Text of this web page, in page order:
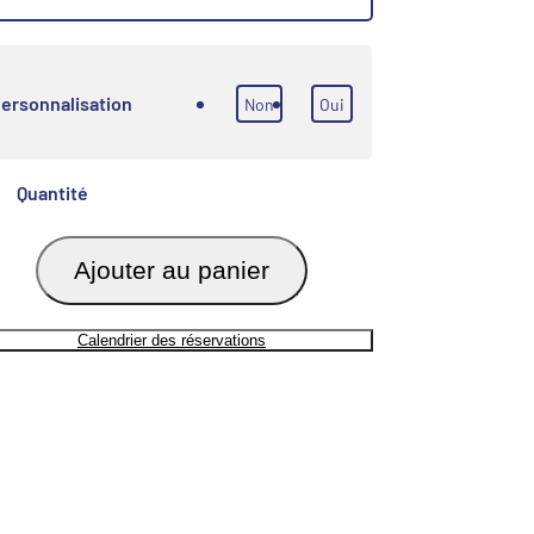
Non Oui
Quantité
Ajouter au panier
Calendrier des réservations